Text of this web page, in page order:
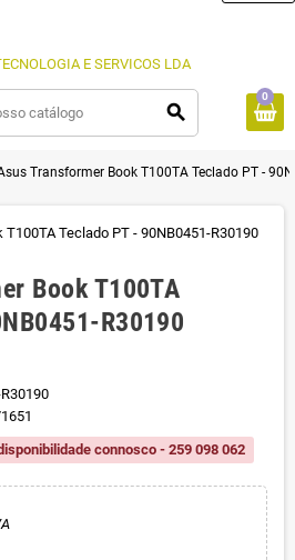
search
0
Transformer Book T100TA Teclado PT -
Book T100TA
R30190
connosco - 259 098 062